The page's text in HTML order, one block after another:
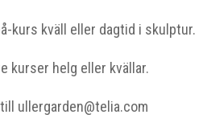
kurs kväll eller dagtid i skulptur.
kurser helg eller kvällar.
ullergarden@telia.com